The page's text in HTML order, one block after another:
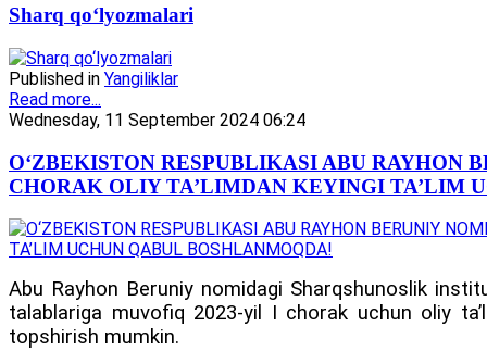
Sharq qo‘lyozmalari
Published in Yangiliklar
Read more...
Wednesday, 11 September 2024 06:24
O‘ZBEKISTON RESPUBLIKASI ABU RAYHON
CHORAK OLIY TA’LIMDAN KEYINGI TA’LIM
Abu Rayhon Beruniy nomidagi Sharqshunoslik
talablariga muvofiq 2023-yil I chorak uchun oliy
topshirish mumkin.